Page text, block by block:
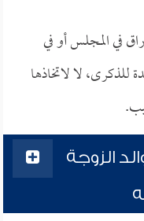
في المجلس أو في
للذكرى، لا لاتخاذها
الزوجة